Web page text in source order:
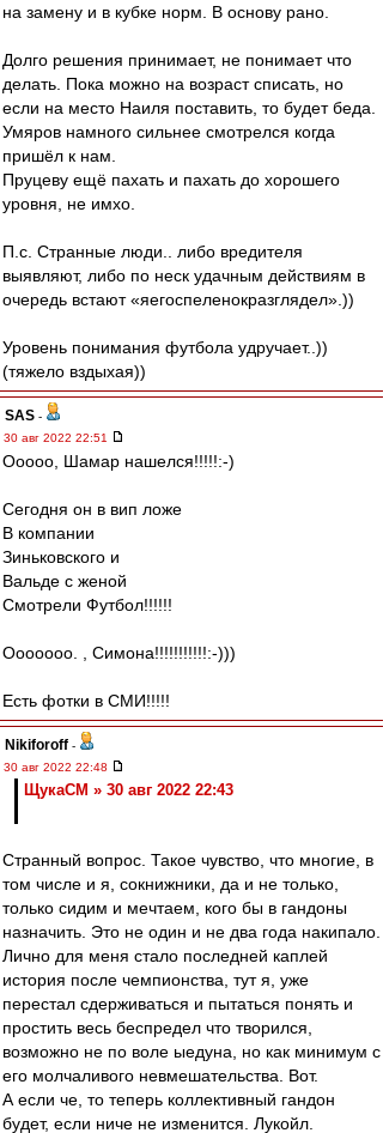
на замену и в кубке норм. В основу рано.
Долго решения принимает, не понимает что
делать. Пока можно на возраст списать, но
если на место Наиля поставить, то будет беда.
Умяров намного сильнее смотрелся когда
пришёл к нам.
Пруцеву ещё пахать и пахать до хорошего
уровня, не имхо.
П.с. Странные люди.. либо вредителя
выявляют, либо по неск удачным действиям в
очередь встают «яегоспеленокразглядел».))
Уровень понимания футбола удручает..))
(тяжело вздыхая))
SAS -
30 авг 2022 22:51
Ооооо, Шамар нашелся!!!!!:-)
Сегодня он в вип ложе
В компании
Зиньковского и
Вальде с женой
Смотрели Футбол!!!!!!
Ооооооо. , Симона!!!!!!!!!!!:-)))
Есть фотки в СМИ!!!!!
Nikiforoff -
30 авг 2022 22:48
ЩукаСМ » 30 авг 2022 22:43
Странный вопрос. Такое чувство, что многие, в
том числе и я, сокнижники, да и не только,
только сидим и мечтаем, кого бы в гандоны
назначить. Это не один и не два года накипало.
Лично для меня стало последней каплей
история после чемпионства, тут я, уже
перестал сдерживаться и пытаться понять и
простить весь беспредел что творился,
возможно не по воле ыедуна, но как минимум с
его молчаливого невмешательства. Вот.
А если че, то теперь коллективный гандон
будет, если ниче не изменится. Лукойл.